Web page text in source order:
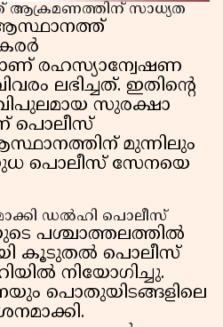
ആക്രമണത്തിന് സാധ്യത
ആസ്ഥാനത്ത്
രഹസ്യാന്വേഷണ
ലഭിച്ചത്. ഇതിൻ്റെ
സുരക്ഷാ
പൊലീസ്
മുന്നിലും
പൊലീസ് സേനയെ
ഡൽഹി പൊലീസ്
പശ്ചാത്തലത്തിൽ
കൂടുതൽ പൊലീസ്
നിയോഗിച്ചു.
പൊതുയിടങ്ങളിലെ